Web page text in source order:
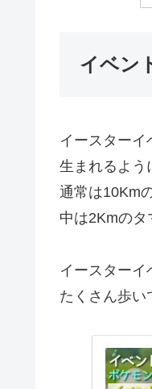
イベン
イースター
生まれるよう
通常は10Km
中は2Kmのタ
イースター
たくさん歩い